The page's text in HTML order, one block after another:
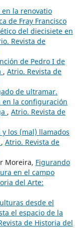
en la renovatio
de Fray Francisco
del diecisiete en
Revista de
de Pedro I de
, Atrio. Revista de
de ultramar.
la configuración
, Atrio. Revista de
y los (mal) llamados
, Atrio. Revista de
Moreira, Figurando
en el campo
del Arte:
desde el
el espacio de la
de Historia del